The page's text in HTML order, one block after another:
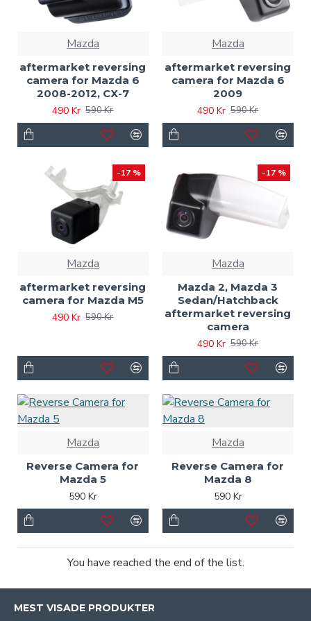
Mazda
aftermarket reversing
camera for Mazda 6
2008-2012, CX-7
490 Kr 590 Kr
Mazda
aftermarket reversing
camera for Mazda 6
2009
490 Kr 590 Kr
-17 %
Mazda
aftermarket reversing
camera for Mazda M5
490 Kr 590 Kr
-17 %
Mazda
Mazda 2, Mazda 3
Sedan/Hatchback
aftermarket reversing
camera
490 Kr 590 Kr
Mazda
Reverse Camera for
Mazda 5
590 Kr
Mazda
Reverse Camera for
Mazda 8
590 Kr
You have reached the end of the list.
MEST VISADE PRODUKTER